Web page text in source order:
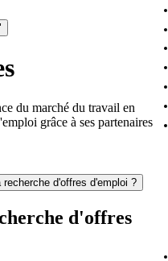
du marché du travail en
grâce à ses partenaires
d'offres d'emploi ?
d'offres